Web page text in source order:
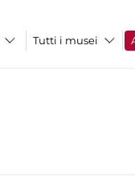
Tutti i musei